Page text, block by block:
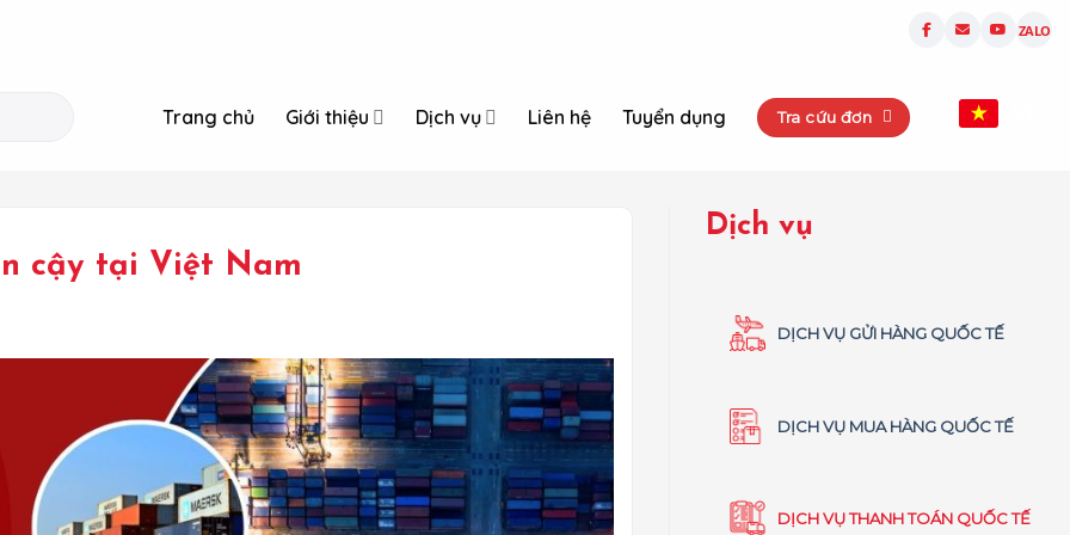
ZALO
Trang chủ Giới thiệu Dịch vụ Liên hệ Tuyển dụng Tra cứu đơn
cậy tại Việt Nam
Dịch vụ
DỊCH VỤ GỬI HÀNG QUỐC TẾ
DỊCH VỤ MUA HÀNG QUỐC TẾ
DỊCH VỤ THANH TOÁN QUỐC TẾ